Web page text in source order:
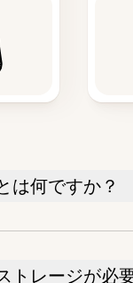
は何ですか？
トレージが必